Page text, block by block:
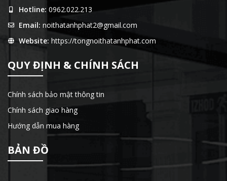
Hotline: 0962.022.213
Email: noithatanhphat2@gmail.com
Website: https://tongnoithatanhphat.com
QUY ĐỊNH & CHÍNH SÁCH
Chính sách bảo mật thông tin
Chính sách giao hàng
Hướng dẫn mua hàng
BẢN ĐỒ